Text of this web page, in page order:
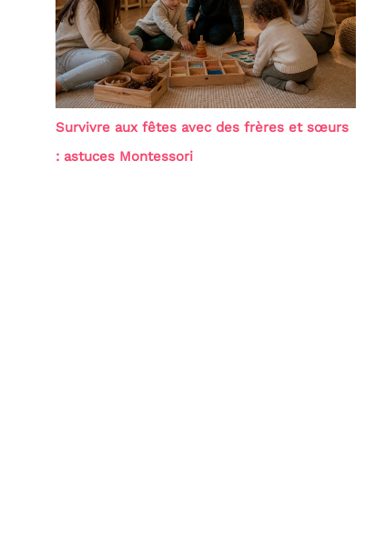
Survivre aux fêtes avec des frères et sœurs
: astuces Montessori